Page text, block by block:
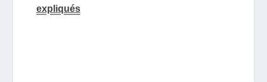
expliqués